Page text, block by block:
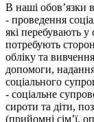
В наші обов’язки
- проведення
які перебувають
потребують
обліку та
допомоги,
соціального
- соціальне
сироти та діти,
(прийомні сім’ї,